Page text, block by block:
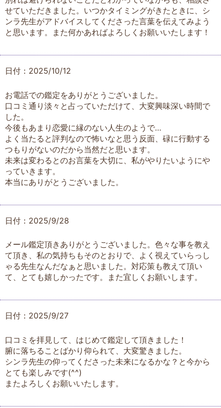
せていただきました。いつかタイミングがきたときに、シ
ンラ先生がアドバイスしてくださった言葉を伝えてみよう
と思います。また何かあればよろしくお願いいたします！
日付：2025/10/12
お電話での鑑定をありがとうございました。
口コミ通り淡々と占っていただけて、大変興味深い時間で
した。
今後もあまり恋愛に縁のない人生のようで…
よく当たると評判なので怖いなと思う反面、碌に行動する
つもりがないのだから当然だと思います。
未来は変わるとのお言葉を大切に、私がやりたいようにや
っていきます。
本当にありがとうございました。
日付：2025/9/28
メール鑑定頂きありがとうございました。色々な事を教え
て頂き、私の気持ちもそのとおりで、よく視えていらっし
ゃる先生なんだなぁと思いました。対応策も教えて頂い
て、とても嬉しかったです。また宜しくお願いします。
日付：2025/9/27
口コミを拝見して、はじめて鑑定して頂きました！
腑に落ちることばかり仰られて、大変驚きました。
シンラ先生の仰ってくださった未来になるかな？と今から
とても楽しみです(^^)
またよろしくお願いいたします。